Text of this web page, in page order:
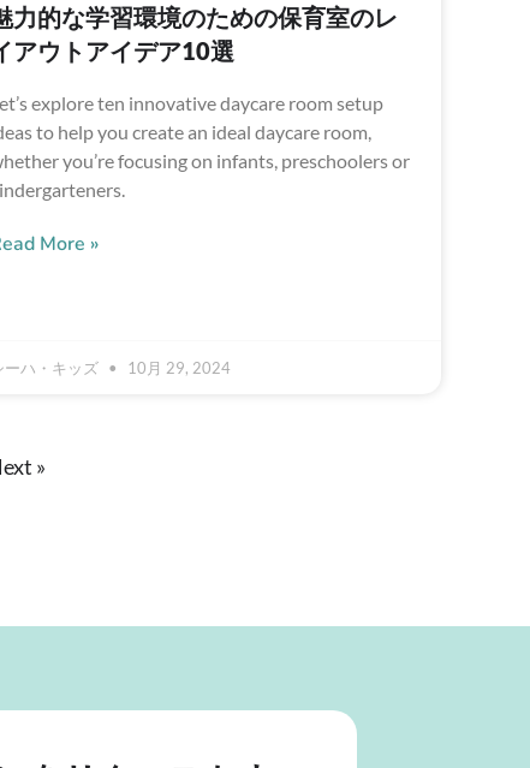
力的な学習環境のための保育室のレ
アウトアイデア10選
explore ten innovative daycare room setup
to help you create an ideal daycare room,
you’re focusing on infants, preschoolers or
More »
ーハ・キッズ 10月 29, 2024
»